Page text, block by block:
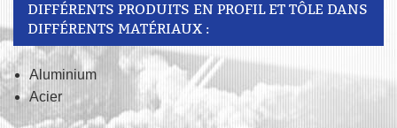
DIFFÉRENTS PRODUITS EN PROFIL ET TÔLE DANS
DIFFÉRENTS MATÉRIAUX :
Aluminium
Acier